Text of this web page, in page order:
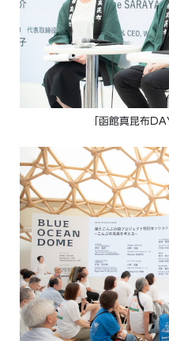
「函館真昆布